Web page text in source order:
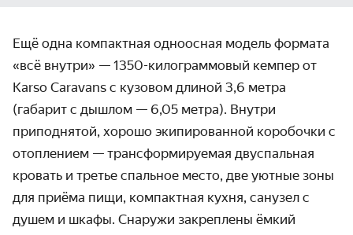
Ещё одна компактная одноосная модель формата
«всё внутри» — 1350-килограммовый кемпер от
Karso Caravans с кузовом длиной 3,6 метра
(габарит с дышлом — 6,05 метра). Внутри
приподнятой, хорошо экипированной коробочки с
отоплением — трансформируемая двуспальная
кровать и третье спальное место, две уютные зоны
для приёма пищи, компактная кухня, санузел с
душем и шкафы. Снаружи закреплены ёмкий